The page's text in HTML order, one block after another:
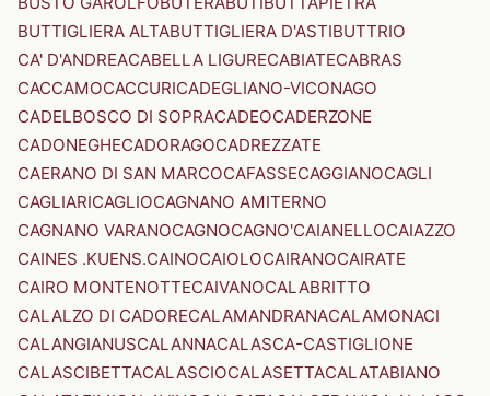
BUTTIGLIERA ALTABUTTIGLIERA D'ASTIBUTTRIO
CA' D'ANDREACABELLA LIGURECABIATECABRAS
CACCAMOCACCURICADEGLIANO-VICONAGO
CADELBOSCO DI SOPRACADEOCADERZONE
CADONEGHECADORAGOCADREZZATE
CAERANO DI SAN MARCOCAFASSECAGGIANOCAGLI
CAGLIARICAGLIOCAGNANO AMITERNO
CAGNANO VARANOCAGNOCAGNO'CAIANELLOCAIAZZO
CAINES .KUENS.CAINOCAIOLOCAIRANOCAIRATE
CAIRO MONTENOTTECAIVANOCALABRITTO
CALALZO DI CADORECALAMANDRANACALAMONACI
CALANGIANUSCALANNACALASCA-CASTIGLIONE
CALASCIBETTACALASCIOCALASETTACALATABIANO